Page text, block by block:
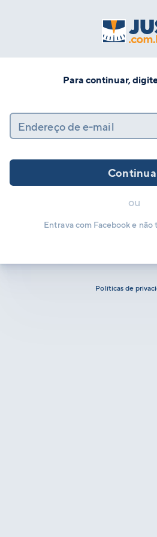
Para continuar,
Endereço de e-mail
ou
Entrava com Facebook e não
Políticas de